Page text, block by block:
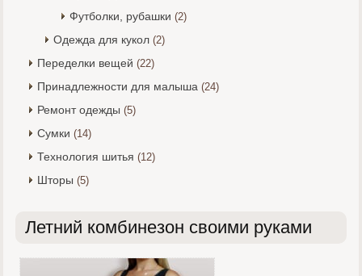
Футболки, рубашки (2)
Одежда для кукол (2)
Переделки вещей (22)
Принадлежности для малыша (24)
Ремонт одежды (5)
Сумки (14)
Технология шитья (12)
Шторы (5)
Летний комбинезон своими руками